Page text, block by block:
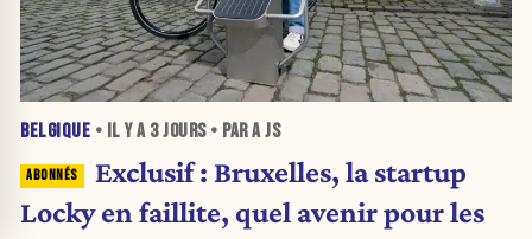
BELGIQUE • IL Y A 3 JOURS• PAR A JS
Exclusif : Bruxelles, la startup
Locky en faillite, quel avenir pour les